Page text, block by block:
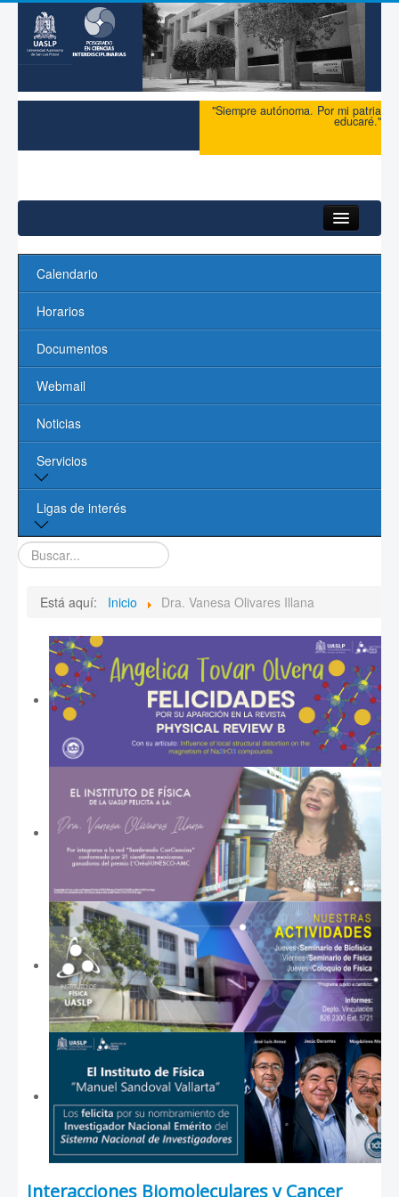
"Siempre autónoma. Por mi patria
educaré."
Acerca del PCI
Maestría
Doctorado
Profesores
Líneas de Investigación
Contacto
Calendario
Horarios
Documentos
Webmail
Noticias
Servicios
Biblioteca
Cómputo
Ligas de interés
Página de la UASLP
Sociedad Mexicana de Física
PROMEP
Buscar...
Está aquí: Inicio Dra. Vanesa Olivares Illana
Interacciones Biomoleculares y Cancer